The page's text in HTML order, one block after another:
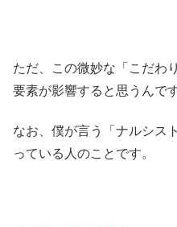
ただ、この微妙な「こだわ
要素が影響すると思うんです
なお、僕が言う「ナルシス
っている人のことです。